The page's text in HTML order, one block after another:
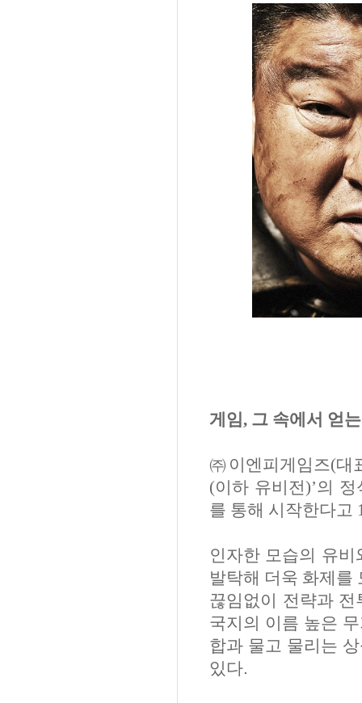
게임 , 그 속에서 얻
㈜이엔피게임즈(대
(이하 유비전)’의 정
를 통해 시작한다고
인자한 모습의 유
발탁해 더욱 화제를
끊임없이 전략과
국지의 이름 높은
합과 물고 물리는
있다.